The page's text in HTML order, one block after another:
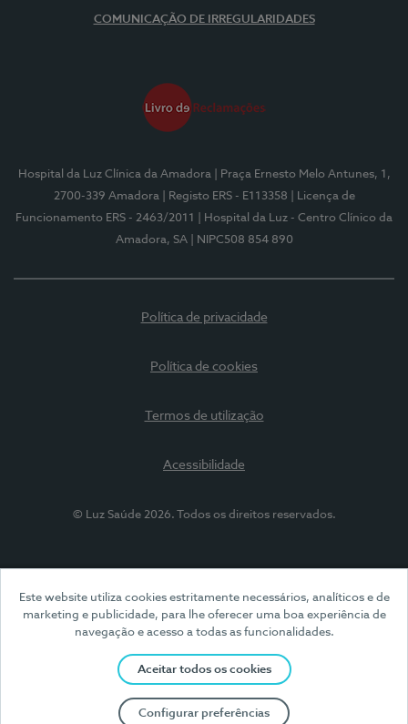
Este website utiliza cookies estritamente necessários, analíticos e de
marketing e publicidade, para lhe oferecer uma boa experiência de
navegação e acesso a todas as funcionalidades.
Aceitar todos os cookies
Configurar preferências
COMUNICAÇÃO DE IRREGULARIDADES
Hospital da Luz Clínica da Amadora
| Praça Ernesto Melo Antunes, 1,
2700-339 Amadora
| Registo ERS - E113358
| Licença de
Funcionamento ERS - 2463/2011
| Hospital da Luz - Centro Clínico da
Amadora, SA
| NIPC508 854 890
Política de privacidade
Política de cookies
Termos de utilização
Acessibilidade
© Luz Saúde 2026. Todos os direitos reservados.